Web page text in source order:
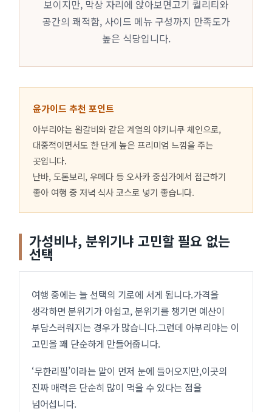
보이지만, 막상 자리에 앉아보면고기 퀄리티와
공간의 쾌적함, 사이드 메뉴 구성까지 만족도가
높은 식당입니다.
윤가이드 추천 포인트
아부리야는 원갈비와 같은 계열의 야키니쿠 체인으로,
대중적이면서도 한 단계 높은 프리미엄 느낌을 주는
곳입니다.
난바, 도톤보리, 우메다 등 오사카 중심가에서 접근하기
좋아 여행 중 저녁 식사 코스로 넣기 좋습니다.
가성비냐, 분위기냐 고민할 필요 없는
선택
여행 중에는 늘 선택의 기로에 서게 됩니다.가격을
생각하면 분위기가 아쉽고, 분위기를 챙기면 예산이
부담스러워지는 경우가 많습니다.그런데 아부리야는 이
고민을 꽤 단순하게 만들어줍니다.
‘무한리필’이라는 말이 먼저 눈에 들어오지만,이곳의
진짜 매력은 단순히 많이 먹을 수 있다는 점을
넘어섭니다.